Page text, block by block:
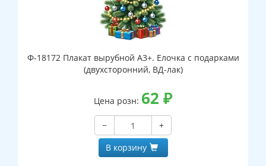
Ф-18172 Плакат вырубной А3+. Елочка с подарками
(двухсторонний, ВД-лак)
Цена розн: 62 ₽
−
+
В корзину